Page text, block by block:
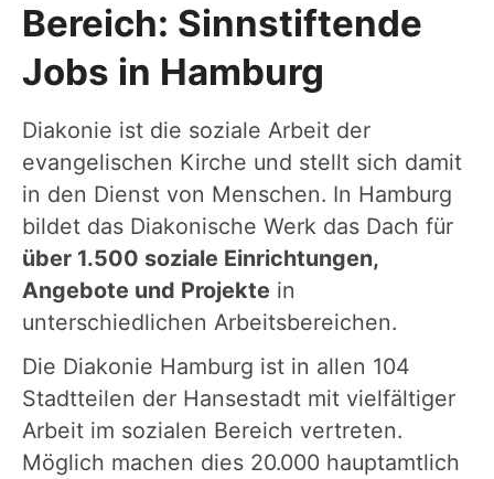
Bereich: Sinnstiftende
Jobs in Hamburg
Diakonie ist die soziale Arbeit der
evangelischen Kirche und stellt sich damit
in den Dienst von Menschen. In Hamburg
bildet das Diakonische Werk das Dach für
über 1.500 soziale Einrichtungen,
Angebote und Projekte in
unterschiedlichen Arbeitsbereichen.
Die Diakonie Hamburg ist in allen 104
Stadtteilen der Hansestadt mit vielfältiger
Arbeit im sozialen Bereich vertreten.
Möglich machen dies 20.000 hauptamtlich